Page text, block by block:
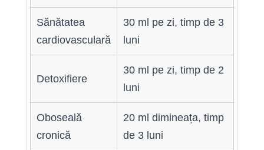
Sănătatea
cardiovasculară
30 ml pe zi, timp de 3
luni
Detoxifiere
30 ml pe zi, timp de 2
luni
Oboseală
cronică
20 ml dimineața, timp
de 3 luni